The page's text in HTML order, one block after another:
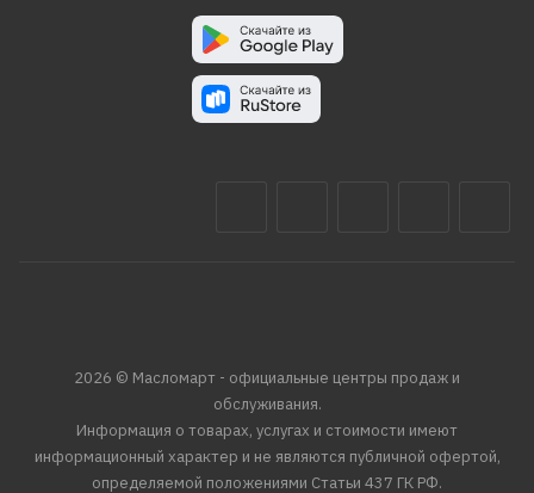
2026 © Масломарт - официальные центры продаж и
обслуживания.
Информация о товарах, услугах и стоимости имеют
информационный характер и не являются публичной офертой,
определяемой положениями Статьи 437 ГК РФ.